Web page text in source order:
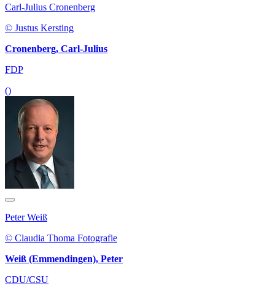
Carl-Julius Cronenberg
© Justus Kersting
Cronenberg, Carl-Julius
FDP
()
Peter Weiß
© Claudia Thoma Fotografie
Weiß (Emmendingen), Peter
CDU/CSU